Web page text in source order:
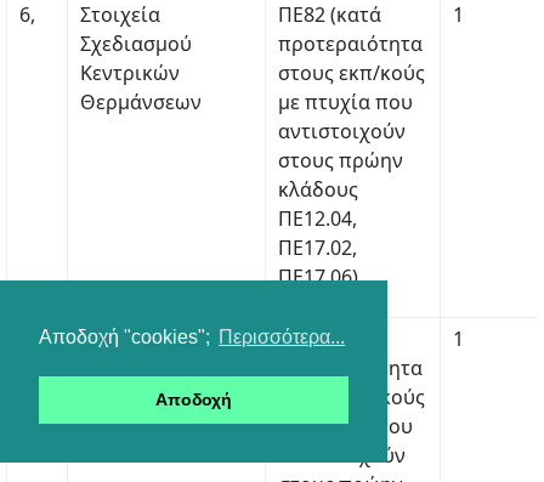
Αποδοχή "cookies"; Περισσότερα...
Αποδοχή
6,
Στοιχεία
Σχεδιασμού
Κεντρικών
Θερμάνσεων
ΠΕ82 (κατά
προτεραιότητα
στους εκπ/κούς
με πτυχία που
αντιστοιχούν
στους πρώην
κλάδους
ΠΕ12.04,
ΠΕ17.02,
ΠΕ17.06)
1
Κινητήρες
ΠΕ82 (κατά
προτεραιότητα
στους εκπ/κούς
με πτυχία που
αντιστοιχούν
1